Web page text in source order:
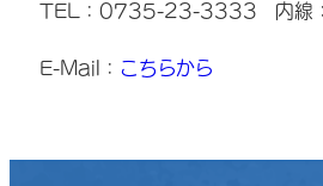
TEL：0735-23-3333
内
E-Mail： こちらから